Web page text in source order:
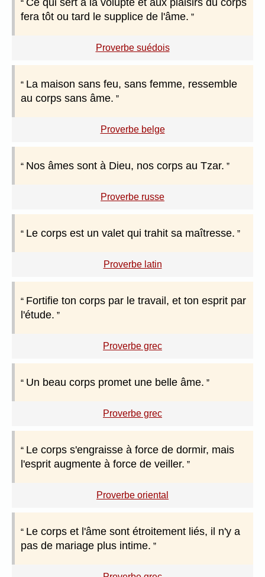
Ce qui sert à la volupté et aux plaisirs du corps
fera tôt ou tard le supplice de l'âme.
Proverbe suédois
La maison sans feu, sans femme, ressemble
au corps sans âme.
Proverbe belge
Nos âmes sont à Dieu, nos corps au Tzar.
Proverbe russe
Le corps est un valet qui trahit sa maîtresse.
Proverbe latin
Fortifie ton corps par le travail, et ton esprit par
l'étude.
Proverbe grec
Un beau corps promet une belle âme.
Proverbe grec
Le corps s'engraisse à force de dormir, mais
l'esprit augmente à force de veiller.
Proverbe oriental
Le corps et l'âme sont étroitement liés, il n'y a
pas de mariage plus intime.